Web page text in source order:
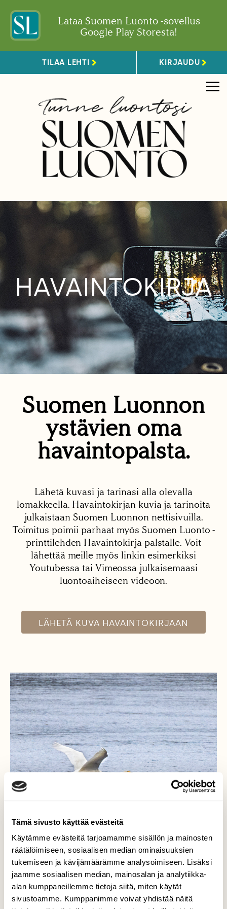
Tämä sivusto käyttää evästeitä
Käytämme evästeitä tarjoamamme sisällön ja mainosten
räätälöimiseen, sosiaalisen median ominaisuuksien
tukemiseen ja kävijämäärämme analysoimiseen. Lisäksi
jaamme sosiaalisen median, mainosalan ja analytiikka-
alan kumppaneillemme tietoja siitä, miten käytät
sivustoamme. Kumppanimme voivat yhdistää näitä
Lataa Suomen Luonto -sovellus
Google Play Storesta!
TILAA LEHTI KIRJAUDU
HAVAINTOKIRJA
Suomen Luonnon
ystävien oma
havaintopalsta.
Lähetä kuvasi ja tarinasi alla olevalla
lomakkeella. Havaintokirjan kuvia ja tarinoita
julkaistaan Suomen Luonnon nettisivuilla.
Toimitus poimii parhaat myös Suomen Luonto -
printtilehden Havaintokirja-palstalle. Voit
lähettää meille myös linkin esimerkiksi
Youtubessa tai Vimeossa julkaisemaasi
luontoaiheiseen videoon.
LÄHETÄ KUVA HAVAINTOKIRJAAN
Yksinlentoa
Kotikylässä joutsenista kaksi lentelee jo